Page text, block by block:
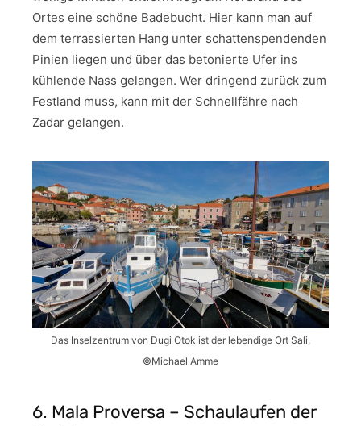
Ortes eine schöne Badebucht. Hier kann man auf
dem terrassierten Hang unter schattenspendenden
Pinien liegen und über das betonierte Ufer ins
kühlende Nass gelangen. Wer dringend zurück zum
Festland muss, kann mit der Schnellfähre nach
Zadar gelangen.
Das Inselzentrum von Dugi Otok ist der lebendige Ort Sali.
©Michael Amme
6. Mala Proversa – Schaulaufen der